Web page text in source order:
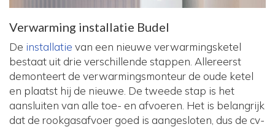
Verwarming installatie Budel
De installatie van een nieuwe verwarmingsketel
bestaat uit drie verschillende stappen. Allereerst
demonteert de verwarmingsmonteur de oude ketel
en plaatst hij de nieuwe. De tweede stap is het
aansluiten van alle toe- en afvoeren. Het is belangrijk
dat de rookgasafvoer goed is aangesloten, dus de cv-